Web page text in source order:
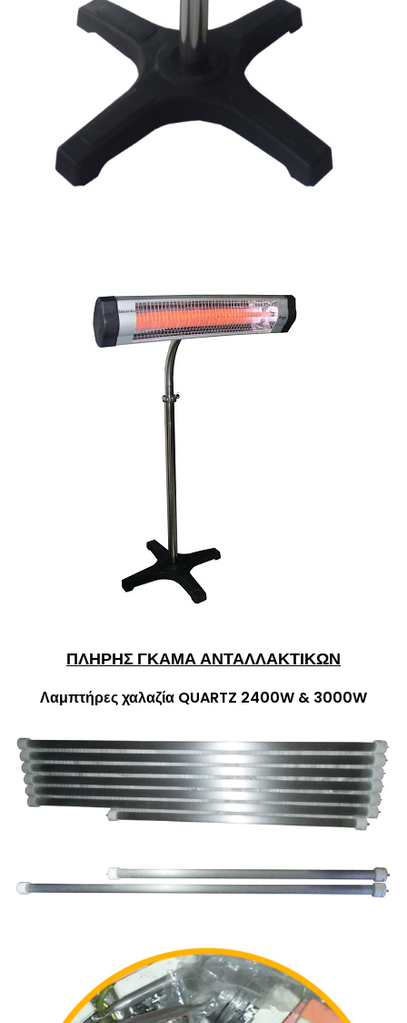
ΠΛΗΡΗΣ ΓΚΑΜΑ ΑΝΤΑΛΛΑΚΤΙΚΩΝ
Λαμπτήρες χαλαζία QUARTZ 2400W & 3000W